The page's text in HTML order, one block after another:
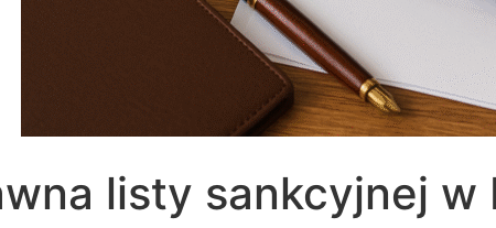
listy sankcyjnej w